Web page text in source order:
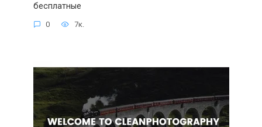
бесплатные
0 7к.